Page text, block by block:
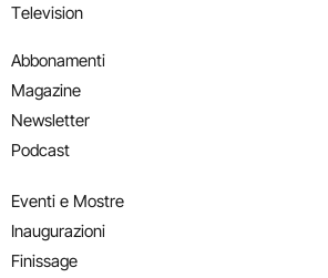
Television
Abbonamenti
Magazine
Newsletter
Podcast
Eventi e Mostre
Inaugurazioni
Finissage